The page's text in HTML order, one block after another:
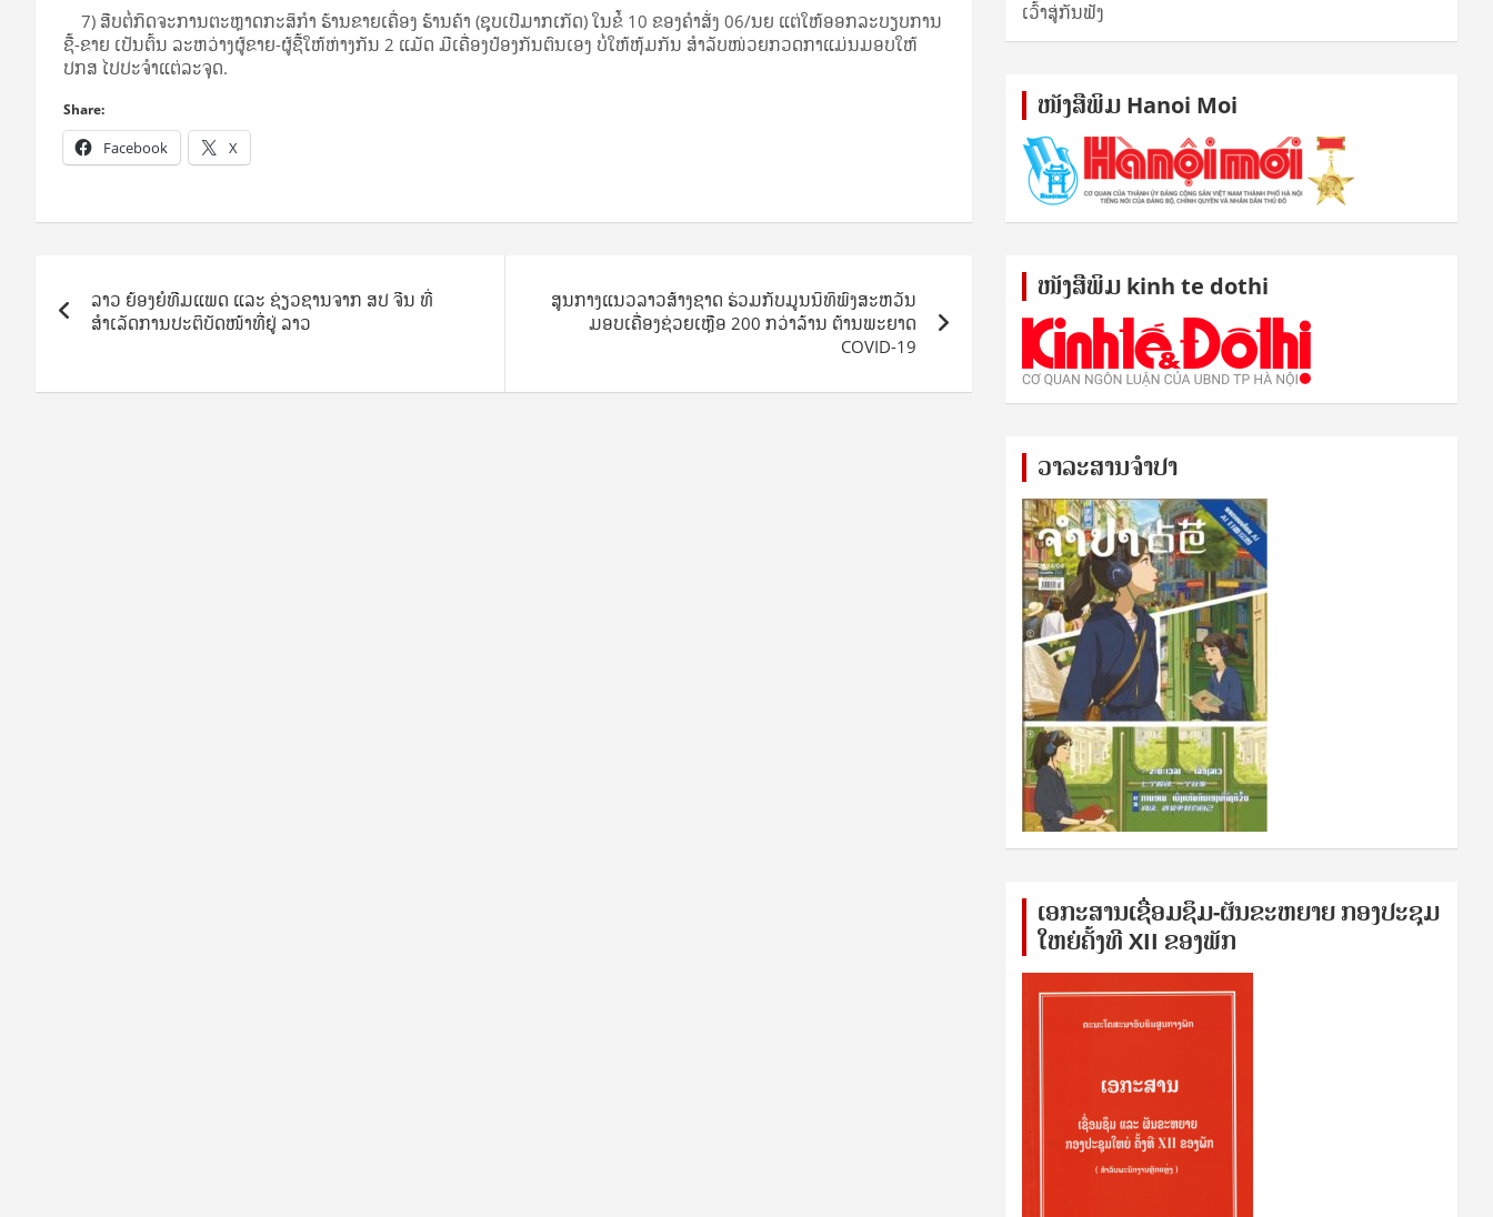
7) ສືບ­ຕໍ່​ກິດ­ຈະ­ການ​ຕະ­ຫຼາດ​ກະ­ສິ­ກຳ ຮ້ານ​ຂາຍ­ເຄື່ອງ ຮ້ານ​ຄ້າ (ຊຸບ​ເປີ​ມາກ​ເກັດ) ໃນ​ຂໍ້ 10 ຂອງ​ຄຳ​ສັ່ງ 06/ນຍ ແຕ່​ໃຫ້​ອອກ​ລະ­ບຽບ​ການ​
ຊື້-ຂາຍ ເປັນ­ຕົ້ນ ລະ­ຫວ່າງ​ຜູ້​ຂາຍ-ຜູ້​ຊື້​ໃຫ້​ຫ່າງ​ກັນ 2 ແມັດ ມີ​ເຄື່ອງ​ປ້ອງ​ກັນ​ຕົນ​ເອງ ບໍ່​ໃຫ້​ຫຸ້ມ​ກັນ ສຳ­ລັບ​ໜ່ວຍ​ກວດ­ກາ​ແມ່ນ​ມອບ​ໃຫ້
ປກສ ໄປ​ປະ­ຈຳ​ແຕ່​ລະ​ຈຸດ.
Share:
Facebook X
navigation
ລາວ ຍ້ອງຍໍທີມແພດ ແລະ ຊ່ຽວຊານຈາກ ສປ ຈີນ ທີ່
ສຳເລັດການປະຕິບັດໜ້າທີ່ຢູ່ ລາວ
ສູນກາງແນວລາວສ້າງຊາດ ຮ່ວມກັບມູນນິທິພົງສະຫວັນ
ມອບເຄື່ອງຊ່ວຍເຫຼືອ 200 ກວ່າລ້ານ ຕ້ານພະຍາດ
COVID-19
ເວົ້າສູ່ກັນຟັງ
ໜັງ​ສື​ພິມ Hanoi Moi
ໜັງ​ສື​ພິມ kinh te dothi
ວາລະສານຈຳປາ
ເອກ​ະ​ສານ​ເຊ​ື່ອມ​ຊ​ຶມ-ຜັນ​ຂະ​ຫ​ຍາຍ ກອງ​ປະ​ຊຸມ​
ໃຫຍ່​ຄັ້ງ​ທີ XII ຂອງ​ພັກ